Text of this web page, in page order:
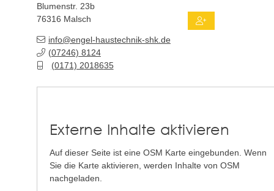
Externe Inhalte aktivieren
Auf dieser Seite ist eine OSM Karte eingebunden. Wenn
Sie die Karte aktivieren, werden Inhalte von OSM
nachgeladen.
Blumenstr. 23b
76316 Malsch
info@engel-haustechnik-shk.de
(07246) 81 24
(0171) 2018635